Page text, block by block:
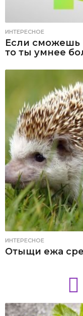
ИНТЕРЕСНОЕ
Если сможешь
то ты умнее
ИНТЕРЕСНОЕ
Отыщи ежа